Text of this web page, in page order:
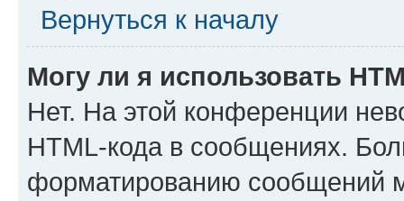
Вернуться к началу
Могу ли я использовать
Нет. На этой конференции
HTML-кода в сообщениях.
форматированию сообщений